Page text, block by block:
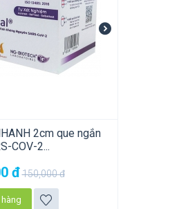
2cm que ngắn
COV-2...
đ150,000đ